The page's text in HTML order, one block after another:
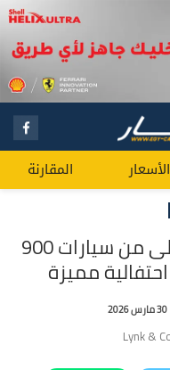
الأسعار المقارنة
ﻋﺰ اﻟﻌﺮب ﺗُﺴﻠﻢ اﻟﺪﻓﻌﺔ اﻷوﻟﻰ ﻣﻦ ﺳﯿﺎرات 900
30 مارس 2026